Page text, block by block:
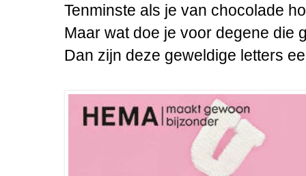
Tenminste als je van chocolade
Maar wat doe je voor degene die
Dan zijn deze geweldige letters